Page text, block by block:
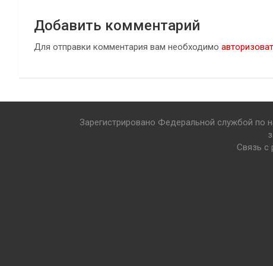
Добавить комментарий
Для отправки комментария вам необходимо
Зарегистрировано Федеральной службой по
Связь с